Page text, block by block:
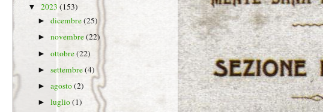
▼ 2023 (153)
►dicembre(25)
►novembre(22)
►ottobre(22)
►settembre(4)
►agosto(2)
►luglio(1)